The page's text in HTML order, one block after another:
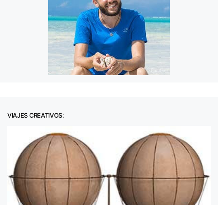
VIAJES CREATIVOS: